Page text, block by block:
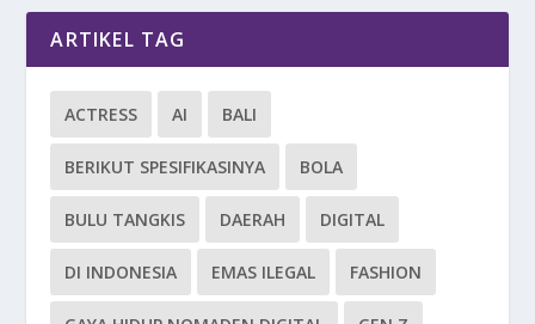
ARTIKEL TAG
ACTRESS AI BALI
BERIKUT SPESIFIKASINYA BOLA
BULU TANGKIS DAERAH DIGITAL
DI INDONESIA EMAS ILEGAL FASHION